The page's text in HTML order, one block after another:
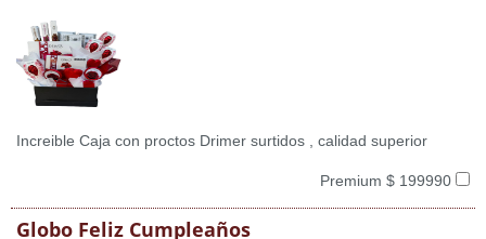
Increible Caja con proctos Drimer surtidos , calidad superior
Premium $ 199990
Globo Feliz Cumpleaños